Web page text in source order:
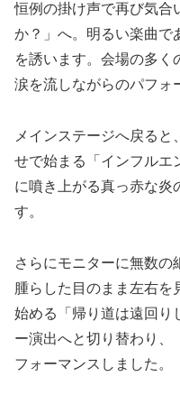
恒例の掛け声で再び気合
か？」へ。明るい楽曲で
を誘います。会場の多く
涙を流しながらのパフォ
メインステージへ戻る
せで始まる「インフルエ
に噴き上がる真っ赤な炎
す。
さらにモニターに無数の
腫らした目のまま左右を
始める「帰り道は遠回り
ー演出へと切り替わり、
フォーマンスしました。